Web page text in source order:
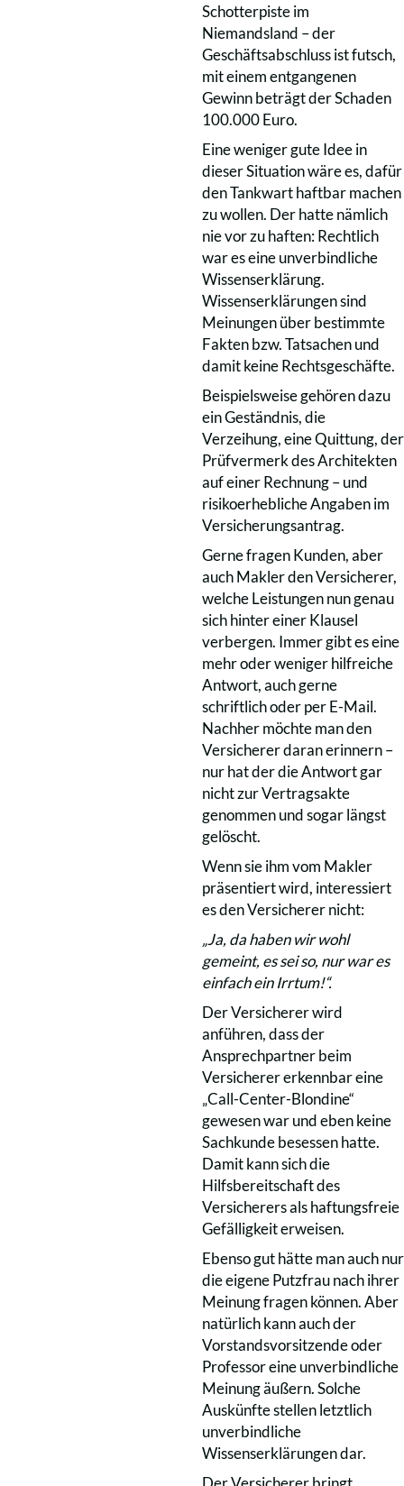
Schotterpiste im
Niemandsland – der
Geschäftsabschluss ist futsch,
mit einem entgangenen
Gewinn beträgt der Schaden
100.000 Euro.
Eine weniger gute Idee in
dieser Situation wäre es, dafür
den Tankwart haftbar machen
zu wollen. Der hatte nämlich
nie vor zu haften: Rechtlich
war es eine unverbindliche
Wissenserklärung.
Wissenserklärungen sind
Meinungen über bestimmte
Fakten bzw. Tatsachen und
damit keine Rechtsgeschäfte.
Beispielsweise gehören dazu
ein Geständnis, die
Verzeihung, eine Quittung, der
Prüfvermerk des Architekten
auf einer Rechnung – und
risikoerhebliche Angaben im
Versicherungsantrag.
Gerne fragen Kunden, aber
auch Makler den Versicherer,
welche Leistungen nun genau
sich hinter einer Klausel
verbergen. Immer gibt es eine
mehr oder weniger hilfreiche
Antwort, auch gerne
schriftlich oder per E-Mail.
Nachher möchte man den
Versicherer daran erinnern –
nur hat der die Antwort gar
nicht zur Vertragsakte
genommen und sogar längst
gelöscht.
Wenn sie ihm vom Makler
präsentiert wird, interessiert
es den Versicherer nicht:
„Ja, da haben wir wohl
gemeint, es sei so, nur war es
einfach ein Irrtum!“.
Der Versicherer wird
anführen, dass der
Ansprechpartner beim
Versicherer erkennbar eine
„Call-Center-Blondine“
gewesen war und eben keine
Sachkunde besessen hatte.
Damit kann sich die
Hilfsbereitschaft des
Versicherers als haftungsfreie
Gefälligkeit erweisen.
Ebenso gut hätte man auch nur
die eigene Putzfrau nach ihrer
Meinung fragen können. Aber
natürlich kann auch der
Vorstandsvorsitzende oder
Professor eine unverbindliche
Meinung äußern. Solche
Auskünfte stellen letztlich
unverbindliche
Wissenserklärungen dar.